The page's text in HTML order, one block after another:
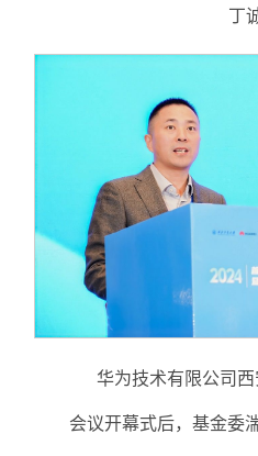
丁
华为技术有限公司
会议开幕式后，基金委